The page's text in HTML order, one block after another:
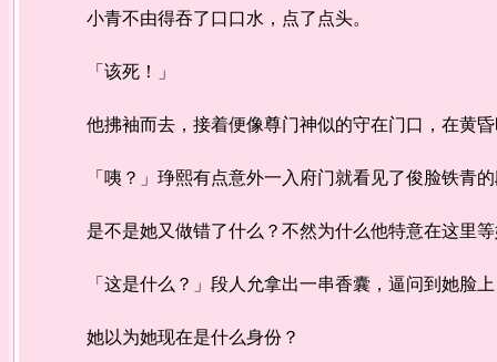
小青不由得吞了口口水，点了点头。
「该死！」
他拂袖而去，接着便像尊门神似的守在门口，在黄昏
「咦？」琤熙有点意外一入府门就看见了俊脸铁青的
是不是她又做错了什么？不然为什么他特意在这里等
「这是什么？」段人允拿出一串香囊，逼问到她脸上
她以为她现在是什么身份？